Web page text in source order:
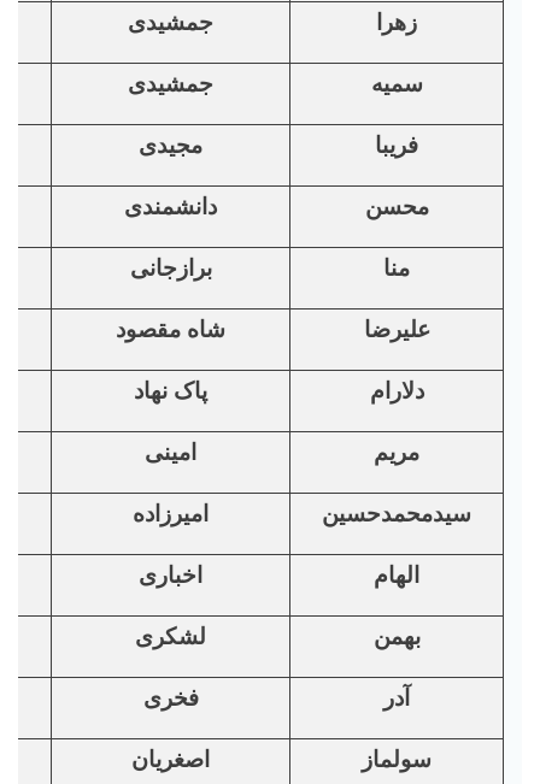
زهرا جمشیدی
سمیه جمشیدی
فریبا مجیدی
محسن دانشمندی
منا برازجانی
علیرضا شاه مقصود
دلارام پاک نهاد
مریم امینی
سیدمحمدحسین امیرزاده
الهام اخباری
بهمن لشکری
آدر فخری
سولماز اصغریان